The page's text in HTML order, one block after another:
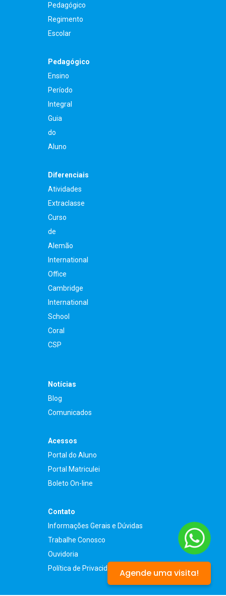
Pedagógico
Regimento
Escolar
Pedagógico
Ensino
Período
Integral
Guia
do
Aluno
Diferenciais
Atividades
Extraclasse
Curso
de
Alemão
International
Office
Cambridge
International
School
Coral
CSP
Notícias
Blog
Comunicados
Acessos
Portal do Aluno
Portal Matriculei
Boleto On-line
Contato
Informações Gerais e Dúvidas
Trabalhe Conosco
Ouvidoria
Política de Privacidade Agende uma visita!